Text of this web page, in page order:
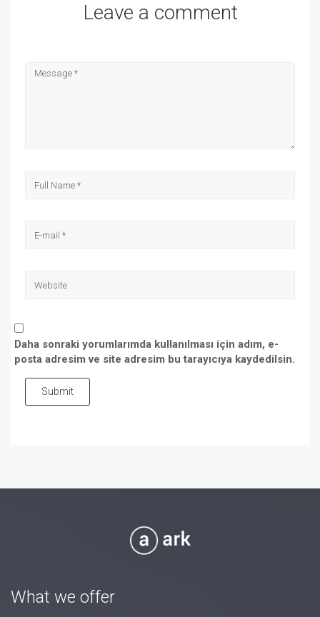
Leave a comment
Daha sonraki yorumlarımda kullanılması için adım, e-
posta adresim ve site adresim bu tarayıcıya kaydedilsin.
Submit
What we offer